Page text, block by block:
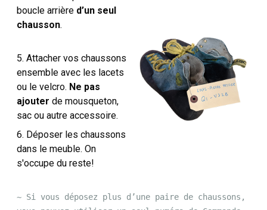
boucle arrière d’un seul
chausson.
5. Attacher vos chaussons
ensemble avec les lacets
ou le velcro. Ne pas
ajouter de mousqueton,
sac ou autre accessoire.
6. Déposer les chaussons
dans le meuble. On
s'occupe du reste!
~ Si vous déposez plus d’une paire de chaussons,